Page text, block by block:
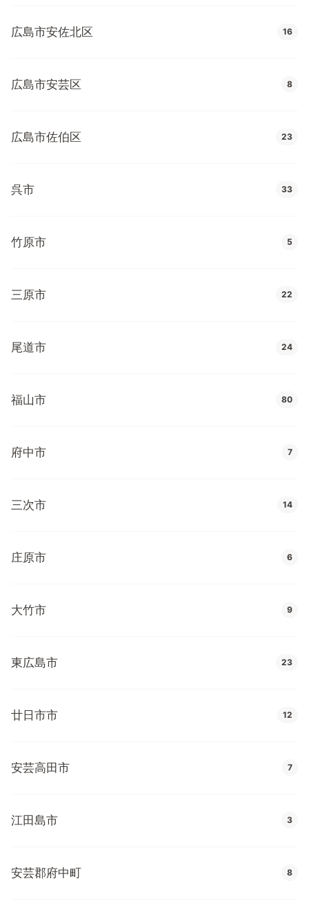
広島市安佐北区 16
広島市安芸区 8
広島市佐伯区 23
呉市 33
竹原市 5
三原市 22
尾道市 24
福山市 80
府中市 7
三次市 14
庄原市 6
大竹市 9
東広島市 23
廿日市市 12
安芸高田市 7
江田島市 3
安芸郡府中町 8